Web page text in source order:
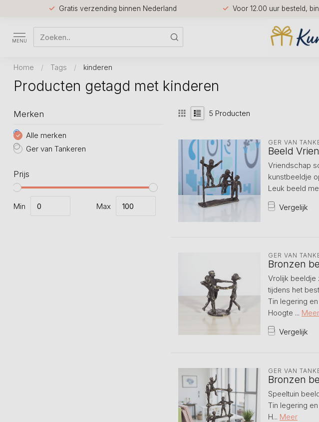
Gratis verzending binnen Nederland Voor 12.00 uur besteld,
MENU
Home / Tags / kinderen
Producten getagd met kinderen
Merken
Alle merken
Ger van Tankeren
Prijs
Min Max
5 Producten
GER VAN
Beeld
Vriendschap
kunstbeeldje
Leuk beeld
Vergelijk
GER VAN
Bronzen
Vrolijk beeldje
tijdens het
Tin legering
Hoogte ... Meer
Vergelijk
GER VAN
Bronzen
Speeltuin
Tin legering
H... Meer